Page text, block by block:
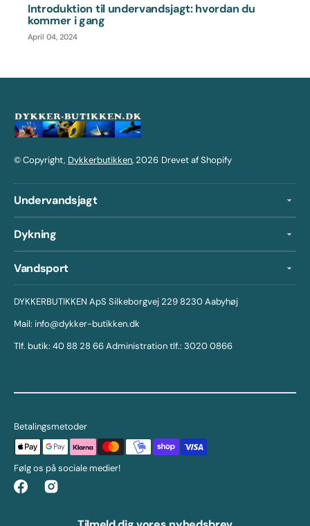
Introduktion til undervandsjagt: hvordan du
kommer i gang
April 04, 2024
© Copyright, Dykkerbutikken, 2026 Drevet af Shopify
Undervandsjagt
Dykning
Vandsport
DYKKERBUTIKKEN ApS Silkeborgvej 229 8230 Aabyhøj
Mail: info@dykker-butikken.dk
Tlf. butik: 40 88 28 66 Administration tlf.: 3020 0866
Betalingsmetoder
Følg os på sociale medier!
FacebookInstagram